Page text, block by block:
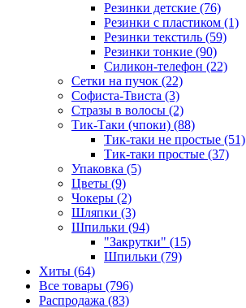
Резинки детские (76)
Резинки с пластиком (1)
Резинки текстиль (59)
Резинки тонкие (90)
Силикон-телефон (22)
Сетки на пучок (22)
Софиста-Твиста (3)
Стразы в волосы (2)
Тик-Таки (чпоки) (88)
Тик-таки не простые (51)
Тик-таки простые (37)
Упаковка (5)
Цветы (9)
Чокеры (2)
Шляпки (3)
Шпильки (94)
"Закрутки" (15)
Шпильки (79)
Хиты (64)
Все товары (796)
Распродажа (83)